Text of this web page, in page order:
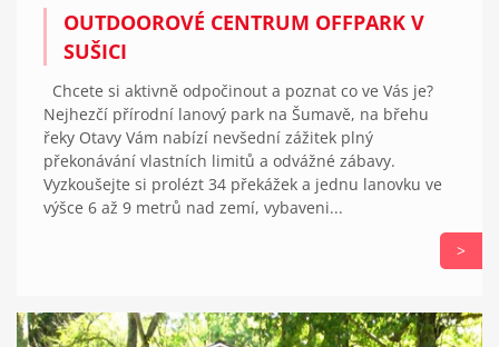
OUTDOOROVÉ CENTRUM OFFPARK V
SUŠICI
Chcete si aktivně odpočinout a poznat co ve Vás je?
Nejhezčí přírodní lanový park na Šumavě, na břehu
řeky Otavy Vám nabízí nevšední zážitek plný
překonávání vlastních limitů a odvážné zábavy.
Vyzkoušejte si prolézt 34 překážek a jednu lanovku ve
výšce 6 až 9 metrů nad zemí, vybaveni...
>